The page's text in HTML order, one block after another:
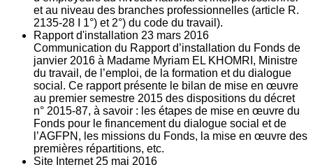
et au niveau des branches professionnelles (article R.
2135‐28 I 1°) et 2°) du code du travail).
Rapport d'installation 23 mars 2016
Communication du Rapport d’installation du Fonds de
janvier 2016 à Madame Myriam EL KHOMRI, Ministre
du travail, de l’emploi, de la formation et du dialogue
social. Ce rapport présente le bilan de mise en œuvre
au premier semestre 2015 des dispositions du décret
n° 2015-87, à savoir : les étapes de mise en œuvre du
Fonds pour le financement du dialogue social et de
l’AGFPN, les missions du Fonds, la mise en œuvre des
premières répartitions, etc.
Site Internet 25 mai 2016